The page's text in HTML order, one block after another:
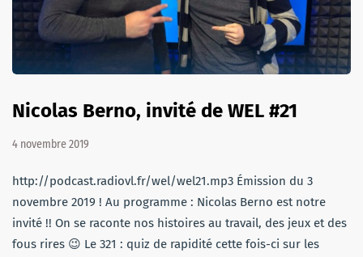
Nicolas Berno, invité de WEL #21
4 novembre 2019
http://podcast.radiovl.fr/wel/wel21.mp3 Émission du 3
novembre 2019 ! Au programme : Nicolas Berno est notre
invité !! On se raconte nos histoires au travail, des jeux et des
fous rires 😉 Le 321 : quiz de rapidité cette fois-ci sur les